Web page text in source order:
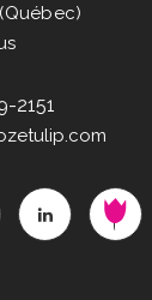
2151